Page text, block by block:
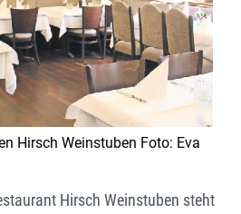
Hirsch Weinstuben Foto: Eva
Hirsch Weinstuben steht